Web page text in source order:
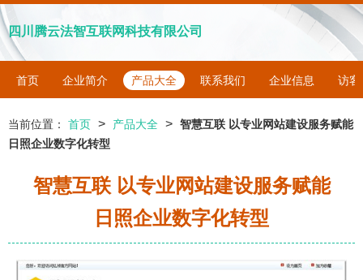
四川腾云法智互联网科技有限公司
首页 企业简介 产品大全 联系我们 企业信息 访客
当前位置： 首页 > 产品大全 > 智慧互联 以专业网站建设服务赋能
日照企业数字化转型
智慧互联 以专业网站建设服务赋能
日照企业数字化转型